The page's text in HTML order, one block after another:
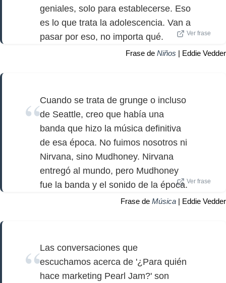
geniales, solo para establecerse. Eso
es lo que trata la adolescencia. Van a
pasar por eso, no importa qué.
Ver frase
Frase de Niños | Eddie Vedder
Cuando se trata de grunge o incluso
de Seattle, creo que había una
banda que hizo la música definitiva
de esa época. No fuimos nosotros ni
Nirvana, sino Mudhoney. Nirvana
entregó al mundo, pero Mudhoney
fue la banda y el sonido de la época.Ver frase
Frase de Música | Eddie Vedder
Las conversaciones que
escuchamos acerca de '¿Para quién
hace marketing Pearl Jam?' son